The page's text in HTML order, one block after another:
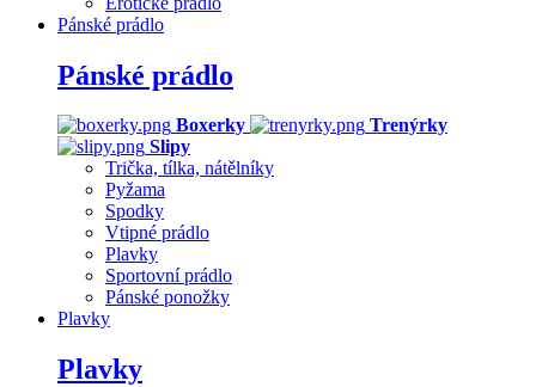
Pánské prádlo
Pánské prádlo
Boxerky
Trenýrky
Slipy
Trička, tílka, nátělníky
Pyžama
Spodky
Vtipné prádlo
Plavky
Sportovní prádlo
Pánské ponožky
Plavky
Plavky